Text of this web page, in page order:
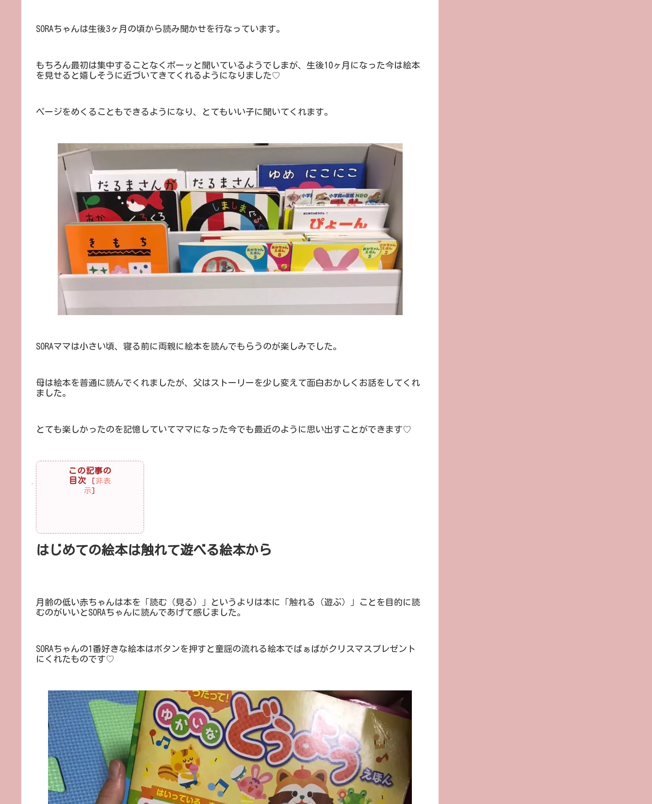
SORAちゃんは生後3ヶ月の頃から読み聞かせを行なっています。
もちろん最初は集中することなくボーッと聞いているようでしまが、生後10ヶ月になった今は絵本
を見せると嬉しそうに近づいてきてくれるようになりました♡
ページをめくることもできるようになり、とてもいい子に聞いてくれます。
SORAママは小さい頃、寝る前に両親に絵本を読んでもらうのが楽しみでした。
母は絵本を普通に読んでくれましたが、父はストーリーを少し変えて面白おかしくお話をしてくれ
ました。
とても楽しかったのを記憶していてママになった今でも最近のように思い出すことができます♡
この記事の
目次
[非表
示]
はじめての絵本は触れて遊べる絵本から
月齢の低い赤ちゃんは本を「読む（見る）」というよりは本に「触れる（遊ぶ）」ことを目的に読
むのがいいとSORAちゃんに読んであげて感じました。
SORAちゃんの1番好きな絵本はボタンを押すと童謡の流れる絵本でばぁばがクリスマスプレゼント
にくれたものです♡